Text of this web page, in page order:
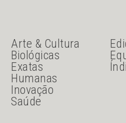
JU Menu acesso
Arte & Cultura
Biológicas
Exatas
Humanas
Inovação
Saúde